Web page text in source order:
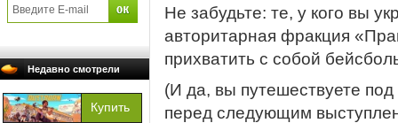
Недавно смотрели
Не забудьте: те, у кого вы
авторитарная фракция
прихватить с собой
(И да, вы путешествуете под
перед следующим